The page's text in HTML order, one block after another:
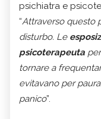
psichiatra e
“Attraverso questo
disturbo. Le
psicoterapeuta
tornare a
evitavano per
panico”.